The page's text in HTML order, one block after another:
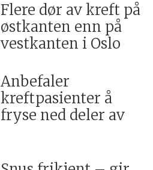
Flere dør av kreft på
østkanten enn på
vestkanten i Oslo
Anbefaler
kreftpasienter å
fryse ned deler av